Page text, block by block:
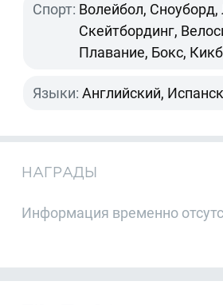
Спорт: Волейбол,
Скейтбординг,
Плавание, Бокс,
Языки: Английский,
НАГРАДЫ
Информация временно